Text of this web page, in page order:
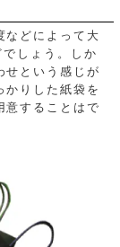
などによって大
しょう。しか
せという感じが
かりした紙袋を
意することはで